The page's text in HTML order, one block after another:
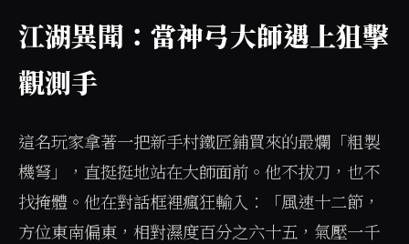
江湖異聞：當神弓大師遇上狙擊
觀測手
這名玩家拿著一把新手村鐵匠鋪買來的最爛「粗製
機弩」，直挺挺地站在大師面前。他不拔刀，也不
找掩體。他在對話框裡瘋狂輸入：「風速十二節，
方位東南偏東，相對濕度百分之六十五，氣壓一千